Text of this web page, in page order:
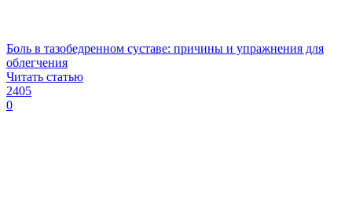
Боль в тазобедренном суставе: причины и упражнения для
облегчения
Читать статью
2405
0